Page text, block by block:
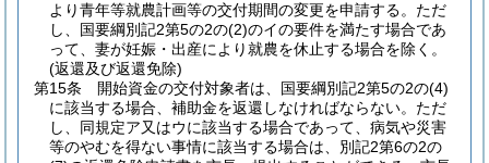
より青年等就農計画等の交付期間の変更を申請する。 ただ
し、国要綱別記2第5の2の(2)のイの要件を満たす場合であ
って、妻が妊娠・出産により就農を休止する場合を除く。
(返還及び返還免除)
第15条
開始資金の交付対象者は、国要綱別記2第5の2の(4)
に該当する場合、補助金を返還しなければならない。 ただ
し、同規定ア又はウに該当する場合であって、病気や災害
等のやむを得ない事情に該当する場合は、別記2第6の2の